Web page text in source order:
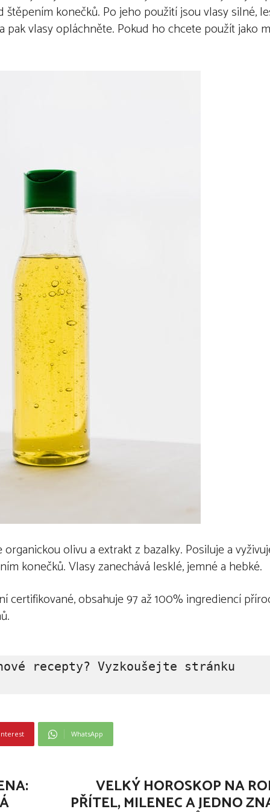
konečků. Po jeho použití jsou vlasy silné,
vlasy opláchněte. Pokud ho chcete použít jako
olivu a extrakt z bazalky. Posiluje a
konečků. Vlasy zanechává lesklé, jemné a hebké.
certifikované, obsahuje 97 až 100% ingrediencí
WhatsApp
VELKÝ HOROSKOP NA
PŘÍTEL, MILENEC A JEDNO